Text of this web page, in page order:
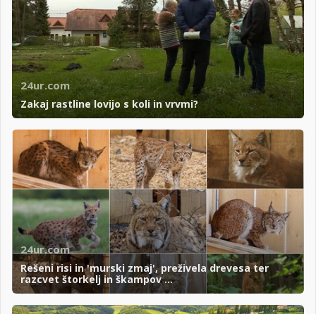
24ur.com
Zakaj rastline lovijo s koli in vrvmi?
24ur.com
Rešeni risi in 'murski zmaj', preživela drevesa ter
razcvet štorkelj in škampov ...